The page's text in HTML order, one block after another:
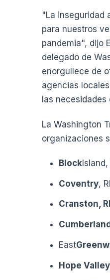
"La inseguridad
para nuestros
pandemia", dijo
delegado de
enorgullece de
agencias
las
La Washington
organizaciones
Block
Coventry,
Cranston,
Cumberland
East
Hope